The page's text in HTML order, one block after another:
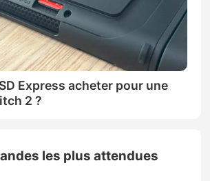
Express acheter pour une
2 ?
les plus attendues